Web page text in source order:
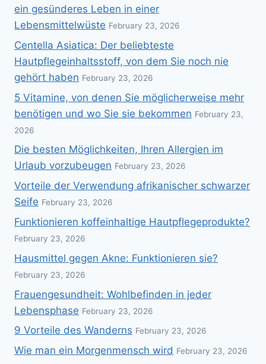
ein gesünderes Leben in einer
Lebensmittelwüste February 23, 2026
Centella Asiatica: Der beliebteste
Hautpflegeinhaltsstoff, von dem Sie noch nie
gehört haben February 23, 2026
5 Vitamine, von denen Sie möglicherweise mehr
benötigen und wo Sie sie bekommen February 23,
2026
Die besten Möglichkeiten, Ihren Allergien im
Urlaub vorzubeugen February 23, 2026
Vorteile der Verwendung afrikanischer schwarzer
Seife February 23, 2026
Funktionieren koffeinhaltige Hautpflegeprodukte?
February 23, 2026
Hausmittel gegen Akne: Funktionieren sie?
February 23, 2026
Frauengesundheit: Wohlbefinden in jeder
Lebensphase February 23, 2026
9 Vorteile des Wanderns February 23, 2026
Wie man ein Morgenmensch wird February 23, 2026